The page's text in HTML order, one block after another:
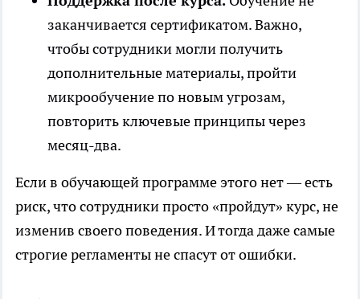
заканчивается сертификатом. Важно,
чтобы сотрудники могли получить
дополнительные материалы, пройти
микрообучение по новым угрозам,
повторить ключевые принципы через
месяц-два.
Если в обучающей программе этого нет — есть
риск, что сотрудники просто «пройдут» курс, не
изменив своего поведения. И тогда даже самые
строгие регламенты не спасут от ошибки.